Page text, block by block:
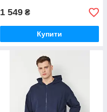
1 549 ₴
Купити